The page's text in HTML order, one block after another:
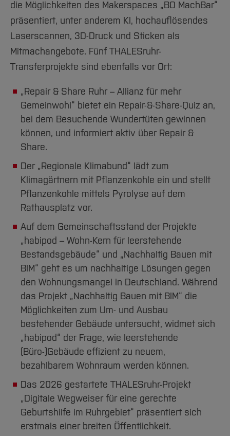
die Möglichkeiten des Makerspaces „BO MachBar“
präsentiert, unter anderem KI, hochauflösendes
Laserscannen, 3D-Druck und Sticken als
Mitmachangebote. Fünf THALESruhr-
Transferprojekte sind ebenfalls vor Ort:
„Repair & Share Ruhr – Allianz für mehr
Gemeinwohl“ bietet ein Repair-&-Share-Quiz an,
bei dem Besuchende Wundertüten gewinnen
können, und informiert aktiv über Repair &
Share.
Der „Regionale Klimabund“ lädt zum
Klimagärtnern mit Pflanzenkohle ein und stellt
Pflanzenkohle mittels Pyrolyse auf dem
Rathausplatz vor.
Auf dem Gemeinschaftsstand der Projekte
„habipod – Wohn-Kern für leerstehende
Bestandsgebäude“ und „Nachhaltig Bauen mit
BIM“ geht es um nachhaltige Lösungen gegen
den Wohnungsmangel in Deutschland. Während
das Projekt „Nachhaltig Bauen mit BIM“ die
Möglichkeiten zum Um- und Ausbau
bestehender Gebäude untersucht, widmet sich
„habipod“ der Frage, wie leerstehende
(Büro-)Gebäude effizient zu neuem,
bezahlbarem Wohnraum werden können.
Das 2026 gestartete THALESruhr-Projekt
„Digitale Wegweiser für eine gerechte
Geburtshilfe im Ruhrgebiet“ präsentiert sich
erstmals einer breiten Öffentlichkeit.